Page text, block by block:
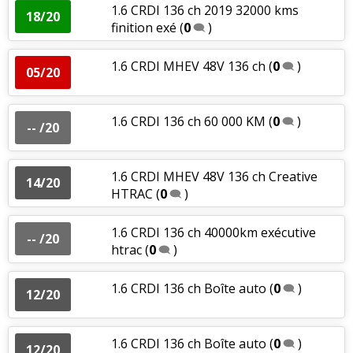
18/20
1.6 CRDI 136 ch 2019 32000 kms
finition exé (0 )
05/20 1.6 CRDI MHEV 48V 136 ch (0 )
-- /20 1.6 CRDI 136 ch 60 000 KM (0 )
14/20
1.6 CRDI MHEV 48V 136 ch Creative
HTRAC (0 )
-- /20
1.6 CRDI 136 ch 40000km exécutive
htrac(0 )
12/20 1.6 CRDI 136 ch Boîte auto (0 )
1.6 CRDI 136 ch Boîte auto (0 )